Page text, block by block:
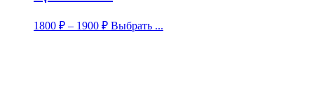
1800 ₽ – 1900 ₽ Выбрать ...